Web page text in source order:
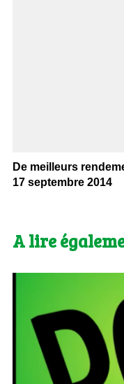
De meilleurs
17 septembre 2014
A lire